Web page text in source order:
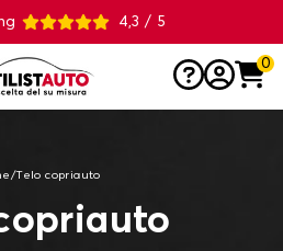
4,3 / 5
0
/Telo copriauto